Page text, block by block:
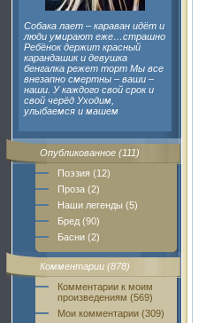
Собака лает – караван идёт и
люди умирают еже…страшно
Ребёнок держит красный
карандашик и девушка
бенгалка режет торт Мы все
внезапно смертны – ваши –
наши. У каждого свой срок и
свой черёд Уходим,
улыбаемся и машем
Опубликованное (111)
Поэзия (12)
Проза (2)
Наши легенды (5)
Бред (90)
Басни (2)
Комментарии (878)
Комментарии к моим
произведениям (569)
Мои комментарии (309)